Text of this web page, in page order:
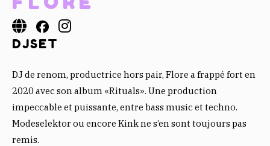
DJSET
DJ de renom, productrice hors pair, Flore a frappé fort en
2020 avec son album «Rituals». Une production
impeccable et puissante, entre bass music et techno.
Modeselektor ou encore Kink ne s’en sont toujours pas
remis.